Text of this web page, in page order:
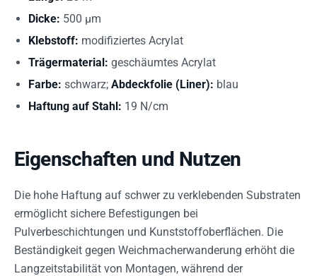
Dicke: 500 µm
Klebstoff: modifiziertes Acrylat
Trägermaterial: geschäumtes Acrylat
Farbe: schwarz; Abdeckfolie (Liner): blau
Haftung auf Stahl: 19 N/cm
Eigenschaften und Nutzen
Die hohe Haftung auf schwer zu verklebenden Substraten
ermöglicht sichere Befestigungen bei
Pulverbeschichtungen und Kunststoffoberflächen. Die
Beständigkeit gegen Weichmacherwanderung erhöht die
Langzeitstabilität von Montagen, während der